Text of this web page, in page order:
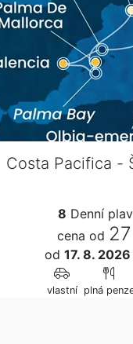
Costa Pacifica -
8 Denní
cena od
od 17. 8. 2026
vlastní plná